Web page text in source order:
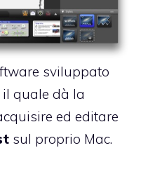
sviluppato
il quale dà la
ed editare
sul proprio Mac.